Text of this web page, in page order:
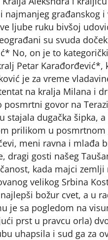
najmanjeg građanskog
ljube ruku bivšoj
su svuda
No, on je to
Petar Karađorđević*,
je za vreme
na kralja Milana i
posmrtni govor na
stajala dugačka šipka,
prilikom u posmrtnom
meni ravna i mlađa
dragi gosti našeg
kada majci
velikog Srbina
božur cvet, a u
je sa pogledom na
prst u pravcu orla)
uhapsila i sud ga za